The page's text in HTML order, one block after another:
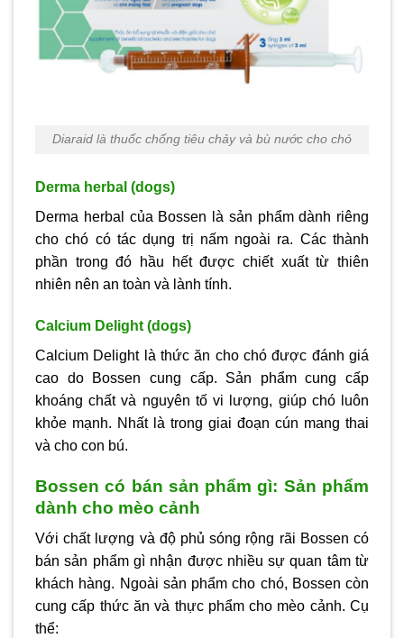
Diaraid là thuốc chống tiêu chảy và bù nước cho chó
Derma herbal (dogs)
Derma herbal của Bossen là sản phẩm dành riêng
cho chó có tác dụng trị nấm ngoài ra. Các thành
phần trong đó hầu hết được chiết xuất từ thiên
nhiên nên an toàn và lành tính.
Calcium Delight (dogs)
Calcium Delight là thức ăn cho chó được đánh giá
cao do Bossen cung cấp. Sản phẩm cung cấp
khoáng chất và nguyên tố vi lượng, giúp chó luôn
khỏe mạnh. Nhất là trong giai đoạn cún mang thai
và cho con bú.
Bossen có bán sản phẩm gì: Sản phẩm
dành cho mèo cảnh
Với chất lượng và độ phủ sóng rộng rãi Bossen có
bán sản phẩm gì nhận được nhiều sự quan tâm từ
khách hàng. Ngoài sản phẩm cho chó, Bossen còn
cung cấp thức ăn và thực phẩm cho mèo cảnh. Cụ
thể: